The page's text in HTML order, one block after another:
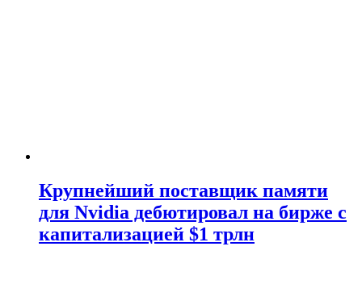
Крупнейший поставщик памяти
для Nvidia дебютировал на бирже с
капитализацией $1 трлн